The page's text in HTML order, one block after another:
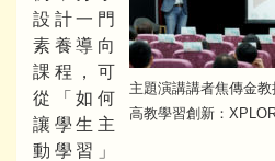
主題演講講者焦傳金
高教學習創新：
設計一門
素養導向
課程，可
從「如何
讓學生主
動學習」